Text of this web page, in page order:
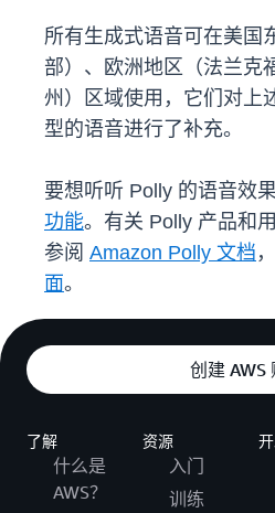
所有生成式语音可在美国
部）、欧洲地区（法兰克
州）区域使用，它们对上
型的语音进行了补充。
要想听听 Polly 的语音效
功能。有关 Polly 产品和
参阅 Amazon Polly 文档
面。
创建 AWS
了解
什么是
AWS？
资源
入门
训练